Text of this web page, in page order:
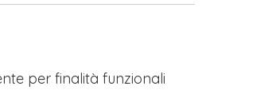
per finalità funzionali